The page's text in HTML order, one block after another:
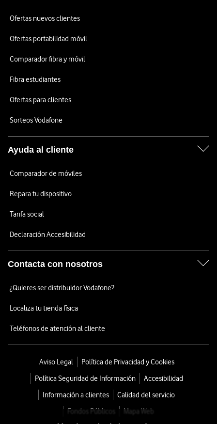
Ofertas nuevos clientes
Ofertas portabilidad móvil
Comparador fibra y móvil
Fibra estudiantes
Ofertas para clientes
Sorteos Vodafone
Ayuda al cliente
Comparador de móviles
Repara tu dispositivo
Tarifa social
Declaración Accesibilidad
Contacta con nosotros
¿Quieres ser distribuidor Vodafone?
Localiza tu tienda física
Teléfonos de atención al cliente
Aviso Legal
Política de Privacidad y Cookies
Política Seguridad de Información
Accesibilidad
Información a clientes
Calidad del servicio
Fondos Públicos
Mapa Web